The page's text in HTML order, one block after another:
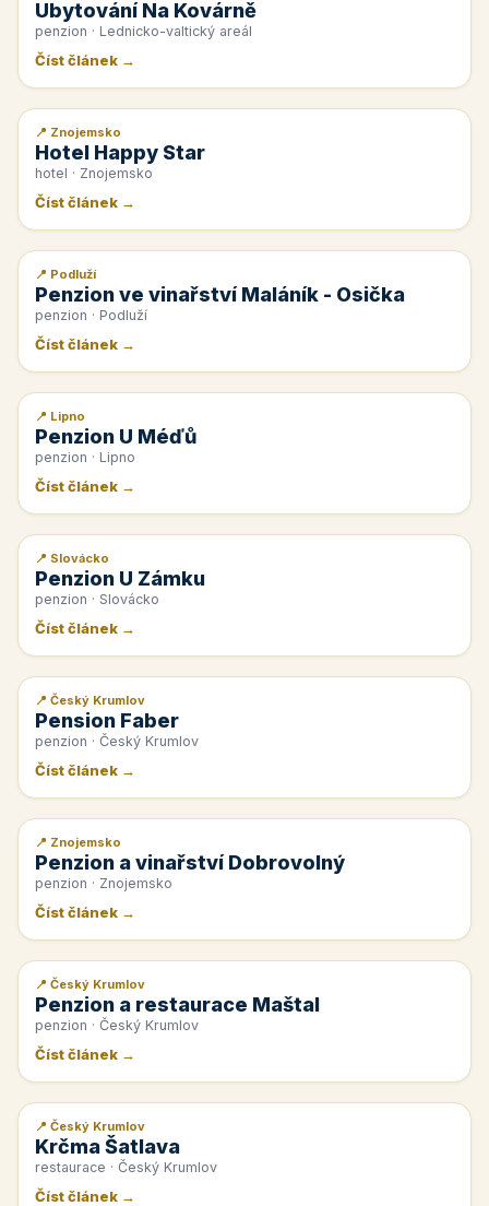
Ubytování Na Kovárně
penzion · Lednicko-valtický areál
Číst článek →
📰 PR článek
📍 Znojemsko
Hotel Happy Star
hotel · Znojemsko
Číst článek →
📰 PR článek
📍 Podluží
Penzion ve vinařství Maláník - Osička
penzion · Podluží
Číst článek →
📰 PR článek
📍 Lipno
Penzion U Méďů
penzion · Lipno
Číst článek →
📰 PR článek
📍 Slovácko
Penzion U Zámku
penzion · Slovácko
Číst článek →
📰 PR článek
📍 Český Krumlov
Pension Faber
penzion · Český Krumlov
Číst článek →
📰 PR článek
📍 Znojemsko
Penzion a vinařství Dobrovolný
penzion · Znojemsko
Číst článek →
📰 PR článek
📍 Český Krumlov
Penzion a restaurace Maštal
penzion · Český Krumlov
Číst článek →
📰 PR článek
📍 Český Krumlov
Krčma Šatlava
restaurace · Český Krumlov
Číst článek →